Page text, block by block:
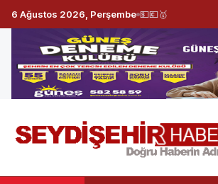
6 Ağustos 2026, Perşembe 💵💶🥇